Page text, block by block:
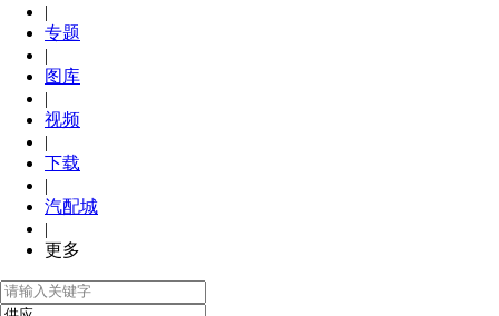
|
专题
|
图库
|
视频
|
下载
|
汽配城
|
更多